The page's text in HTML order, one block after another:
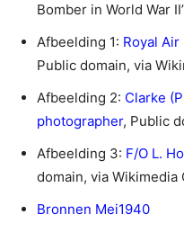
Bomber in World War
Afbeelding 1: Royal
Public domain, via
Afbeelding 2: Clarke
photographer, Public
Afbeelding 3: F/O L.
domain, via Wikimedia
Bronnen Mei1940